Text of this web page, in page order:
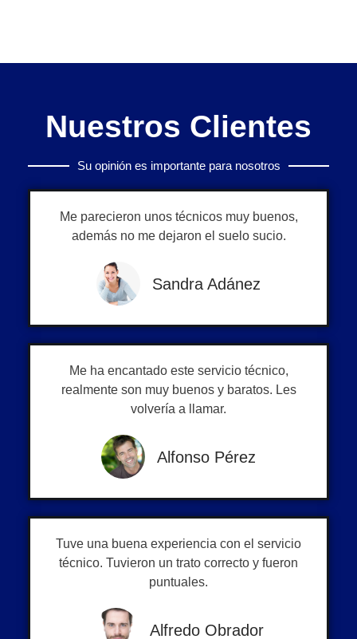
Nuestros Clientes
Su opinión es importante para nosotros
Me parecieron unos técnicos muy buenos,
además no me dejaron el suelo sucio.
Sandra Adánez
Me ha encantado este servicio técnico,
realmente son muy buenos y baratos. Les
volvería a llamar.
Alfonso Pérez
Tuve una buena experiencia con el servicio
técnico. Tuvieron un trato correcto y fueron
puntuales.
Alfredo Obrador